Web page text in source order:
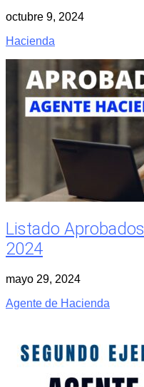
octubre 9, 2024
Hacienda
Listado
2024
mayo 29, 2024
Agente de Hacienda